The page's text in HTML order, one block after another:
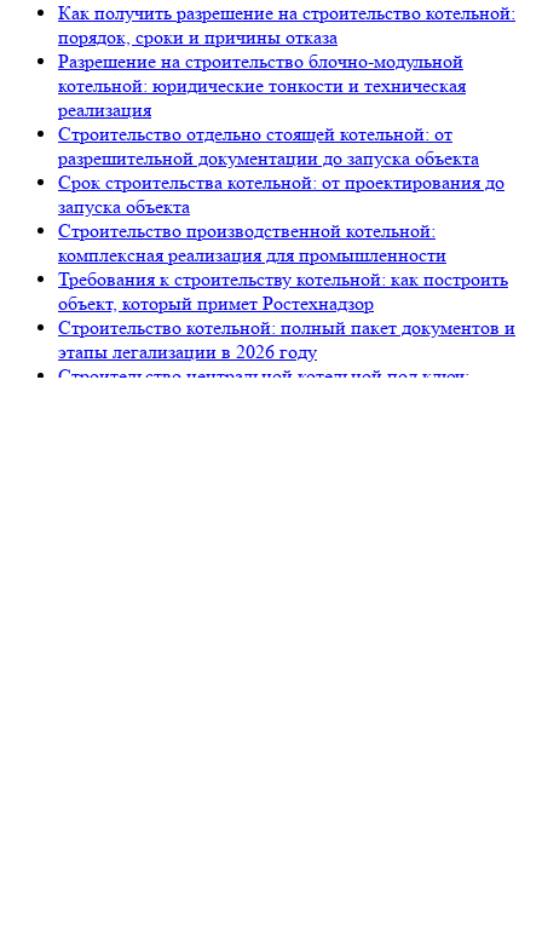
Как получить разрешение на строительство котельной:
порядок, сроки и причины отказа
Разрешение на строительство блочно-модульной
котельной: юридические тонкости и техническая
реализация
Строительство отдельно стоящей котельной: от
разрешительной документации до запуска объекта
Срок строительства котельной: от проектирования до
запуска объекта
Строительство производственной котельной:
комплексная реализация для промышленности
Требования к строительству котельной: как построить
объект, который примет Ростехнадзор
Строительство котельной: полный пакет документов и
этапы легализации в 2026 году
Строительство центральной котельной под ключ: